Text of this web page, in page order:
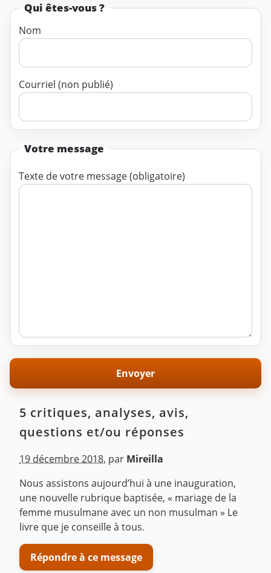
Qui êtes-vous ?
Nom
Courriel (non publié)
Votre message
Texte de votre message (obligatoire)
5 critiques, analyses, avis,
questions et/ou réponses
19 décembre 2018, par Mireilla
Nous assistons aujourd’hui à une inauguration,
une nouvelle rubrique baptisée, « mariage de la
femme musulmane avec un non musulman » Le
livre que je conseille à tous.
Répondre à ce message